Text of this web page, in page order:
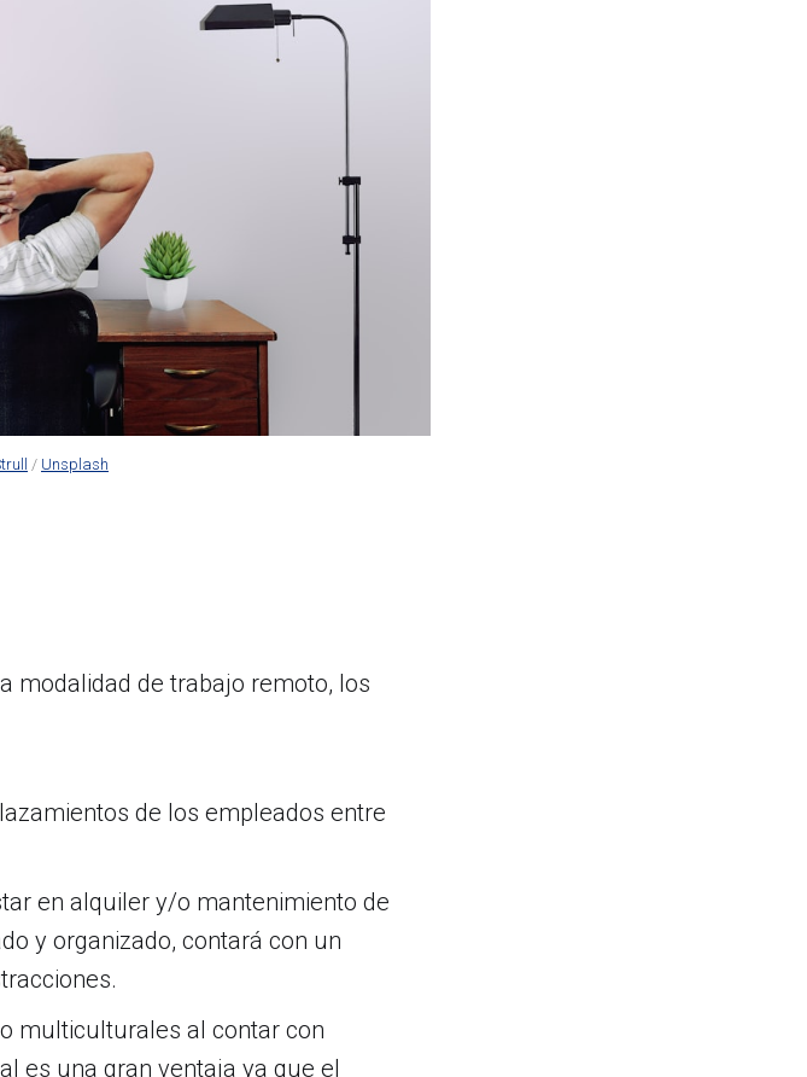
/ Unsplash
modalidad de trabajo remoto, los
de los empleados entre
en alquiler y/o mantenimiento de
y organizado, contará con un
multiculturales al contar con
es una gran ventaja ya que el